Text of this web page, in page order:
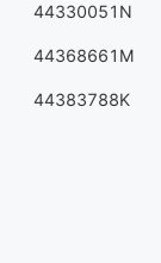
44330051N
44368661M
44383788K